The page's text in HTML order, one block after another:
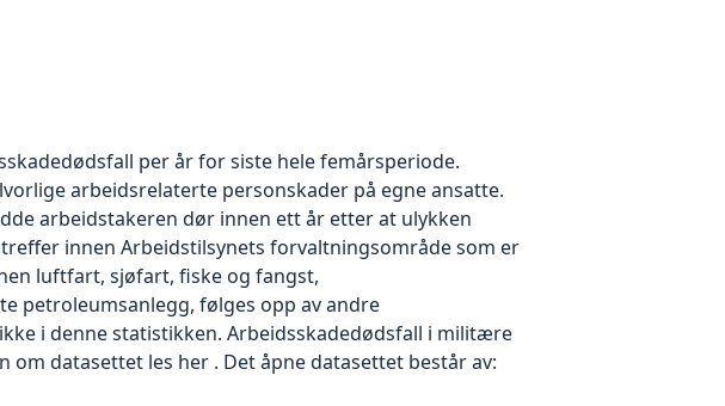
per år for siste hele femårsperiode.
arbeidsrelaterte personskader på egne ansatte.
arbeidstakeren dør innen ett år etter at ulykken
innen Arbeidstilsynets forvaltningsområde som er
luftfart, sjøfart, fiske og fangst,
petroleumsanlegg, følges opp av andre
i denne statistikken. Arbeidsskadedødsfall i militære
datasettet les her . Det åpne datasettet består av: